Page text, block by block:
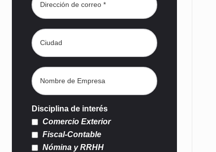
Disciplina de interés
Comercio Exterior
Fiscal-Contable
Nómina y RRHH